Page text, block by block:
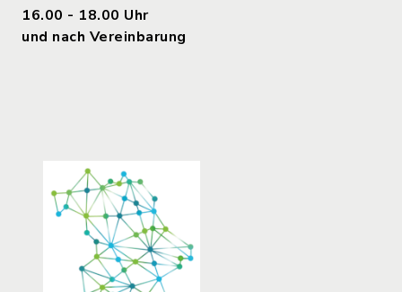
16.00 - 18.00 Uhr
und nach Vereinbarung